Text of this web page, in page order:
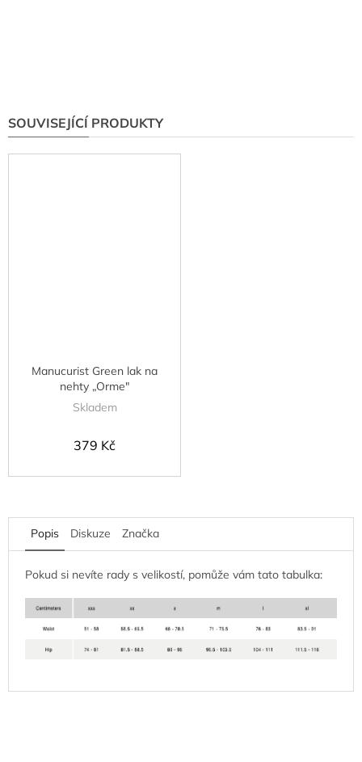
SOUVISEJÍCÍ PRODUKTY
Manucurist Green lak na
nehty „Orme"
Skladem
379 Kč
Popis Diskuze Značka
Pokud si nevíte rady s velikostí, pomůže vám tato tabulka: